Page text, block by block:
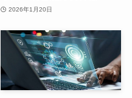
2026年1月20日